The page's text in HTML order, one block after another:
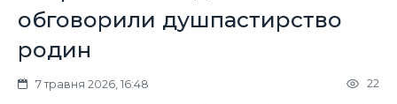
обговорили душпастирство
родин
7 травня 2026, 16:48 22